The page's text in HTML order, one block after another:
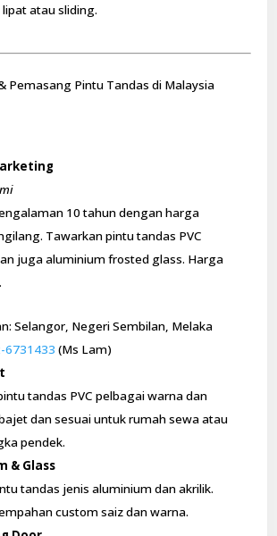
atau sliding.
Pemasang Pintu Tandas di Malaysia
10 tahun dengan harga
Tawarkan pintu tandas PVC
juga aluminium frosted glass. Harga
Selangor, Negeri Sembilan, Melaka
6731433 (Ms Lam)
tandas PVC pelbagai warna dan
dan sesuai untuk rumah sewa atau
pendek.
& Glass
tandas jenis aluminium dan akrilik.
custom saiz dan warna.